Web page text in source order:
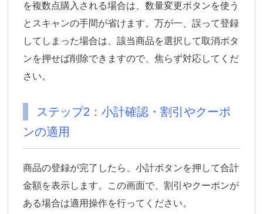
を複数点購入される場合は、数量変更ボタンを使う
とスキャンの手間が省けます。万が一、誤って登録
してしまった場合は、該当商品を選択して取消ボタ
ンを押せば削除できますので、焦らず対応してくだ
さい。
ステップ2：小計確認・割引やクーポ
ンの適用
商品の登録が完了したら、小計ボタンを押して合計
金額を表示します。この画面で、割引やクーポンが
ある場合は適用操作を行ってください。